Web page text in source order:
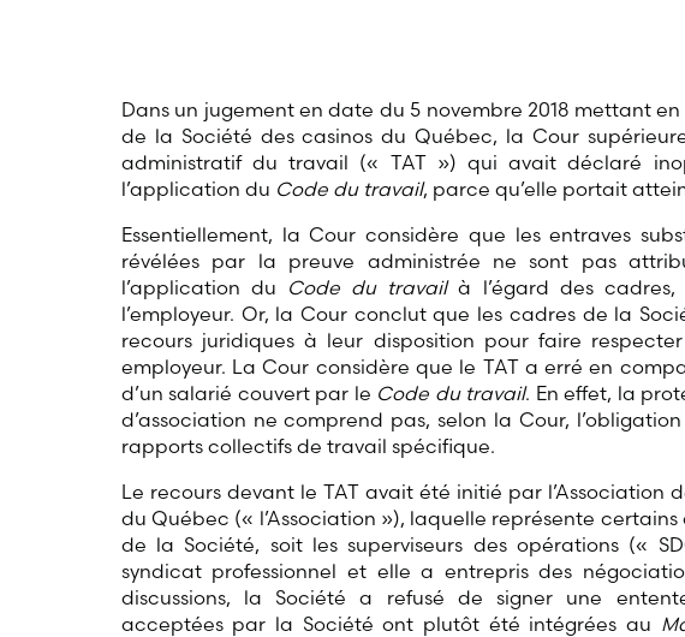
Dans un jugement en date du 5 novembre 2018 mettant
de la Société des casinos du Québec, la Cour
administratif du travail (« TAT ») qui avait déclaré
l’application du Code du travail, parce qu’elle portait
Essentiellement, la Cour considère que les entraves
révélées par la preuve administrée ne sont pas
l’application du Code du travailà l’égard des
l’employeur. Or, la Cour conclut que les cadres de la
recours juridiques à leur disposition pour faire
employeur. La Cour considère que le TAT a erré en
d’un salarié couvert par le Code du travail. En effet, la
d’association ne comprend pas, selon la Cour,
rapports collectifs de travail spécifique.
Le recours devant le TAT avait été initié par l’Association
du Québec (« l’Association »), laquelle représente
de la Société, soit les superviseurs des opérations («
syndicat professionnel et elle a entrepris des
discussions, la Société a refusé de signer une
acceptées par la Société ont plutôt été intégrées au